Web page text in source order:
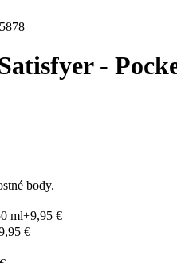
-
body.
ml+9,95 €
€